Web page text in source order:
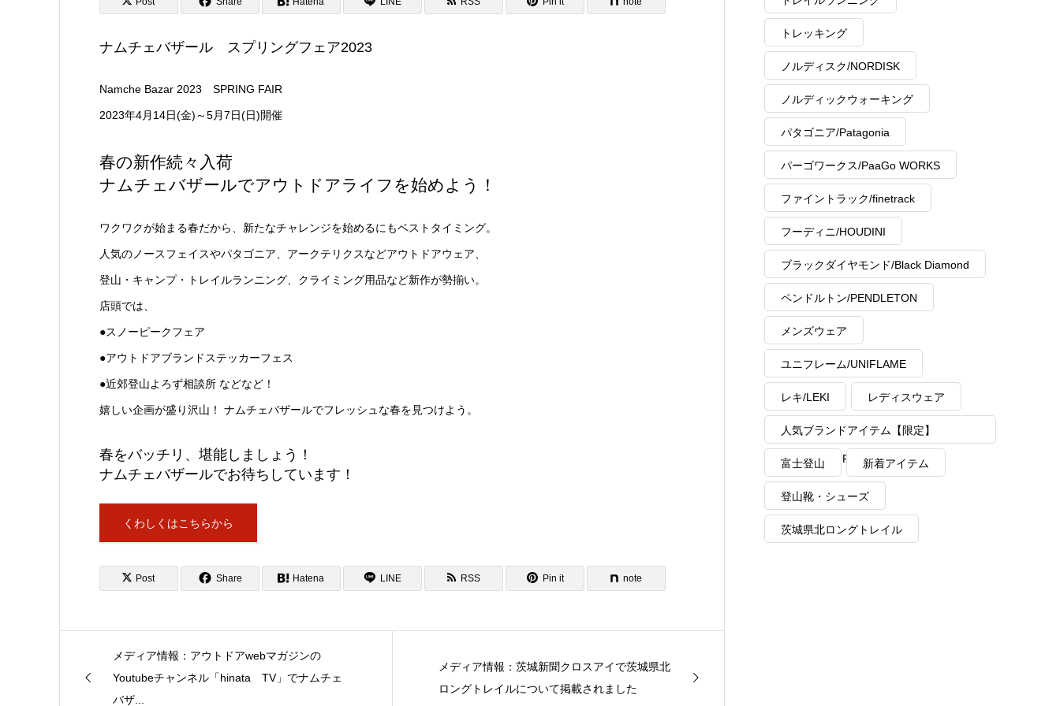
ナムチェバザール スプリングフェア2023
Namche Bazar 2023 SPRING FAIR
2023年4月14日(金)～5月7日(日)開催
春の新作続々入荷
ナムチェバザールでアウトドアライフを始めよう！
ワクワクが始まる春だから、新たなチャレンジを始めるにもベストタイミング。
人気のノースフェイスやパタゴニア、アークテリクスなどアウトドアウェア、
登山・キャンプ・トレイルランニング、クライミング用品など新作が勢揃い。
店頭では、
●スノーピークフェア
●アウトドアブランドステッカーフェス
●近郊登山よろず相談所 などなど！
嬉しい企画が盛り沢山！ ナムチェバザールでフレッシュな春を見つけよう。
春をバッチリ、堪能しましょう！
ナムチェバザールでお待ちしています！
くわしくはこちらから
Post Share Hatena LINE RSS Pin it note
メディア情報：アウトドアwebマガジンの
Youtubeチャンネル「hinata TV」でナムチェ
バザ...
メディア情報：茨城新聞クロスアイで茨城県北
ロングトレイルについて掲載されました
トレッキング
ノルディスク/NORDISK
ノルディックウォーキング
パタゴニア/Patagonia
パーゴワークス/PaaGo WORKS
ファイントラック/finetrack
フーディニ/HOUDINI
ブラックダイヤモンド/Black Diamond
ペンドルトン/PENDLETON
メンズウェア
ユニフレーム/UNIFLAME
レキ/LEKI レディスウェア
人気ブランドアイテム【限定】
MAX40%OFF
富士登山 新着アイテム
登山靴・シューズ
茨城県北ロングトレイル